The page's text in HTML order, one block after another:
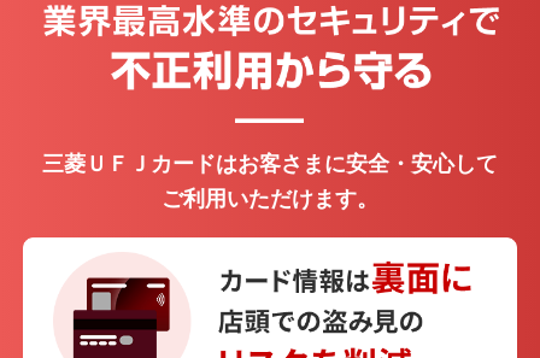
三菱ＵＦＪカードはお客さまに安全・安心して
ご利用いただけます。
アメリカン・エキスプレス
お申し込みフォームへ
行においてその情報をお客さまのお申し込み情報と
紐付けます。
＞ ご利用にあたって
※ タップするとアプリストアが開きます。